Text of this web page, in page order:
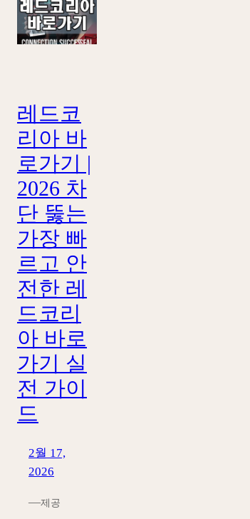
레드코
리아 바
로가기 |
2026 차
단 뚫는
가장 빠
르고 안
전한 레
드코리
아 바로
가기 실
전 가이
드
2월 17,
2026
—제공